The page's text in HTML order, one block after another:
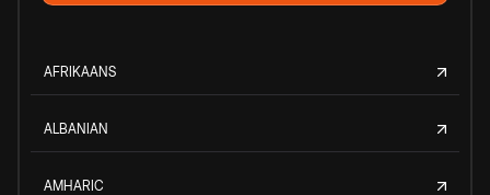
AFRIKAANS
ALBANIAN
AMHARIC